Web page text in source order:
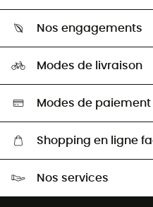
Guide des tailles
Seconde Main
Aide & Contact
HardGuides
Nos engagements
Sélection éco-responsable
Modes de livraison
Modes de paiement
Shopping en ligne
Nos services